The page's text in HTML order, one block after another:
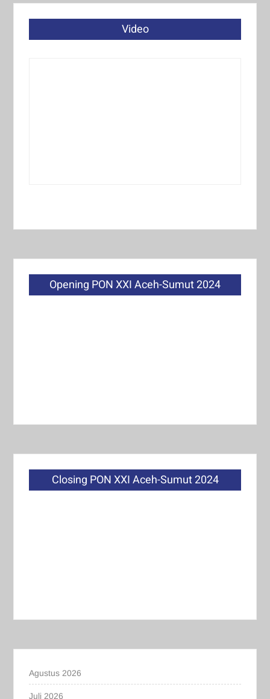
Video
Opening PON XXI Aceh-Sumut 2024
Closing PON XXI Aceh-Sumut 2024
Agustus 2026
Juli 2026